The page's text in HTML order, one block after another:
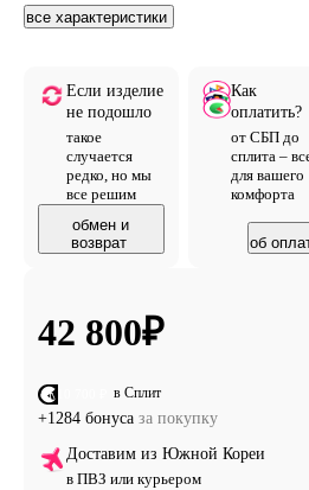
все характеристики
Если изделие
не подошло
такое
случается
редко, но мы
все решим
обмен и
возврат
Как
оплатить?
от СБП до
сплита –
для вашего
комфорта
об
42 800₽
от 10 700 ₽ в Сплит
+1284 бонуса за покупку
Доставим из Южной Кореи
в ПВЗ или курьером